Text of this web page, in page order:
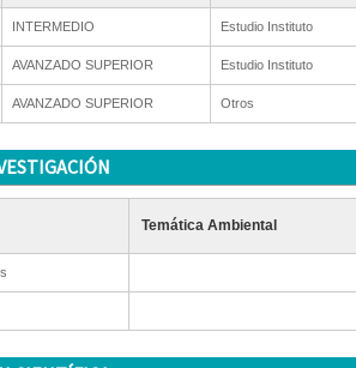
INTERMEDIO Estudio Instituto
AVANZADO SUPERIOR Estudio Instituto
AVANZADO SUPERIOR Otros
Temática Ambiental